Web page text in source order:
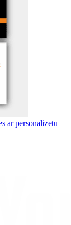
ar personalizētu